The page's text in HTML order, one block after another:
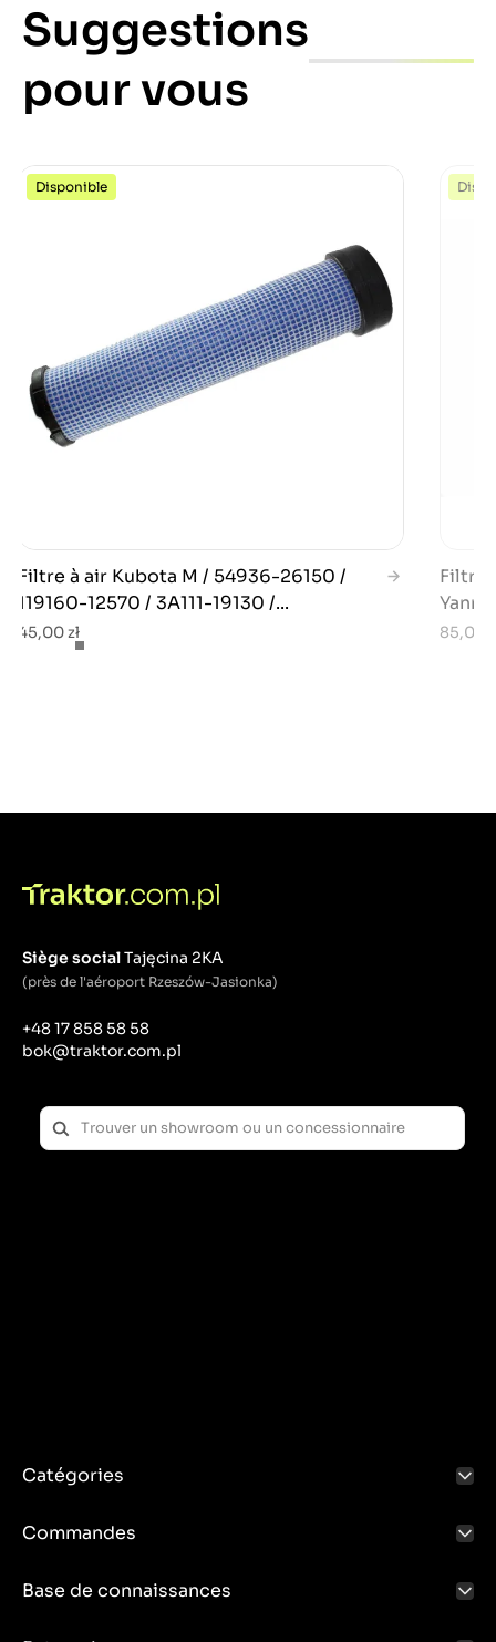
Suggestions
pour vous
Disponible
Filtre à air Kubota M / 54936-26150 /
119160-12570 / 3A111-19130 /...
45,00 zł
Filtr
85,00
Siège socialTajęcina 2KA
(près de l'aéroport Rzeszów-Jasionka)
+48 17 858 58 58
bok@traktor.com.pl
Catégories
Commandes
Base de connaissances